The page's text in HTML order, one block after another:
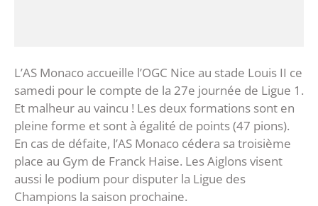
L’AS Monaco accueille l’OGC Nice au stade Louis II ce
samedi pour le compte de la 27e journée de Ligue 1.
Et malheur au vaincu ! Les deux formations sont en
pleine forme et sont à égalité de points (47 pions).
En cas de défaite, l’AS Monaco cédera sa troisième
place au Gym de Franck Haise. Les Aiglons visent
aussi le podium pour disputer la Ligue des
Champions la saison prochaine.